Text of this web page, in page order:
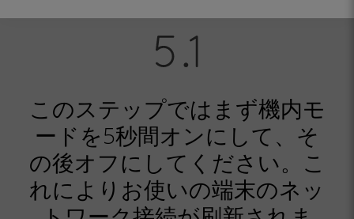
このステップではまず機内モ
ードを5秒間オンにして、そ
の後オフにしてください。こ
れによりお使いの端末のネッ